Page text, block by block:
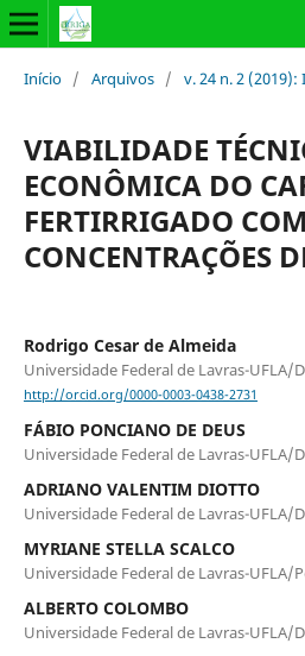
Início / Arquivos / v. 24 n. 2 (2019):
VIABILIDADE
ECONÔMICA DO
FERTIRRIGADO
CONCENTRAÇÕES
Rodrigo Cesar de Almeida
Universidade Federal de Lavras-UFLA/
http://orcid.org/0000-0003-0438-2731
FÁBIO PONCIANO DE DEUS
Universidade Federal de Lavras-UFLA/
ADRIANO VALENTIM DIOTTO
Universidade Federal de Lavras-UFLA/
MYRIANE STELLA SCALCO
Universidade Federal de Lavras-UFLA/
ALBERTO COLOMBO
Universidade Federal de Lavras-UFLA/